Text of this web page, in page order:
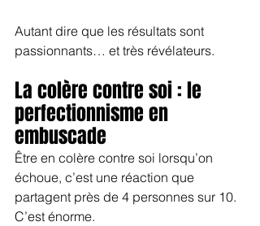
Autant dire que les résultats sont
passionnants… et très révélateurs.
La colère contre soi : le
perfectionnisme en
embuscade
Être en colère contre soi lorsqu’on
échoue, c’est une réaction que
partagent près de 4 personnes sur 10.
C’est énorme.